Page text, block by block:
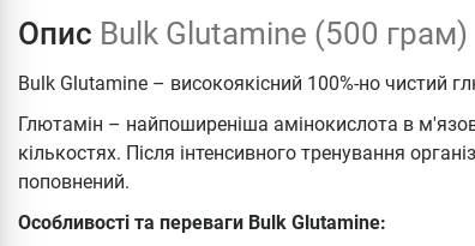
Опис Bulk Glutamine (500 грам)
Bulk Glutamine – високоякісний 100%-но чистий
Глютамін – найпоширеніша амінокислота в
кількостях. Після інтенсивного тренування
поповнений.
Особливості та переваги Bulk Glutamine: